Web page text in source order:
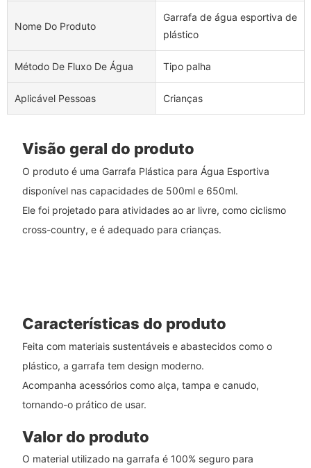
Nome Do Produto
Garrafa de água esportiva de
plástico
Método De Fluxo De Água Tipo palha
Aplicável Pessoas Crianças
Visão geral do produto
O produto é uma Garrafa Plástica para Água Esportiva
disponível nas capacidades de 500ml e 650ml.
Ele foi projetado para atividades ao ar livre, como ciclismo
cross-country, e é adequado para crianças.
Características do produto
Feita com materiais sustentáveis ​​e abastecidos como o
plástico, a garrafa tem design moderno.
Acompanha acessórios como alça, tampa e canudo,
tornando-o prático de usar.
Valor do produto
O material utilizado na garrafa é 100% seguro para